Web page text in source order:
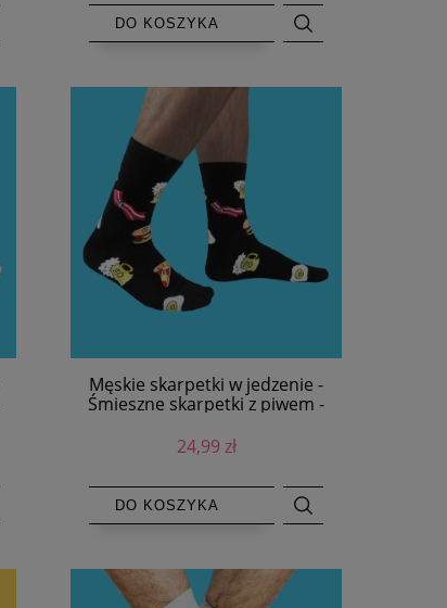
DO KOSZYKA
Męskie skarpetki w jedzenie -
Śmieszne skarpetki z piwem -
24,99 zł
DO KOSZYKA